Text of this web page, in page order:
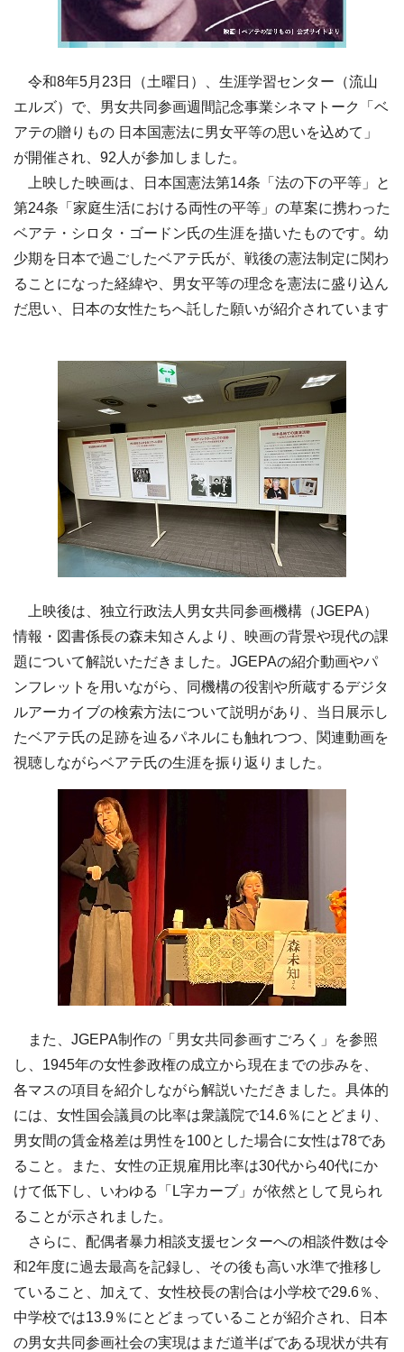
令和8年5月23日（土曜日）、生涯学習センター（流山
エルズ）で、男女共同参画週間記念事業シネマトーク「ベ
アテの贈りもの 日本国憲法に男女平等の思いを込めて」
が開催され、92人が参加しました。
上映した映画は、日本国憲法第14条「法の下の平等」と
第24条「家庭生活における両性の平等」の草案に携わった
ベアテ・シロタ・ゴードン氏の生涯を描いたものです。幼
少期を日本で過ごしたベアテ氏が、戦後の憲法制定に関わ
ることになった経緯や、男女平等の理念を憲法に盛り込ん
だ思い、日本の女性たちへ託した願いが紹介されています
上映後は、独立行政法人男女共同参画機構（JGEPA）
情報・図書係長の森未知さんより、映画の背景や現代の課
題について解説いただきました。JGEPAの紹介動画やパ
ンフレットを用いながら、同機構の役割や所蔵するデジタ
ルアーカイブの検索方法について説明があり、当日展示し
たベアテ氏の足跡を辿るパネルにも触れつつ、関連動画を
視聴しながらベアテ氏の生涯を振り返りました。
また、JGEPA制作の「男女共同参画すごろく」を参照
し、1945年の女性参政権の成立から現在までの歩みを、
各マスの項目を紹介しながら解説いただきました。具体的
には、女性国会議員の比率は衆議院で14.6％にとどまり、
男女間の賃金格差は男性を100とした場合に女性は78であ
ること。また、女性の正規雇用比率は30代から40代にか
けて低下し、いわゆる「L字カーブ」が依然として見られ
ることが示されました。
さらに、配偶者暴力相談支援センターへの相談件数は令
和2年度に過去最高を記録し、その後も高い水準で推移し
ていること、加えて、女性校長の割合は小学校で29.6％、
中学校では13.9％にとどまっていることが紹介され、日本
の男女共同参画社会の実現はまだ道半ばである現状が共有